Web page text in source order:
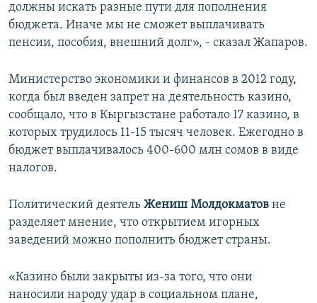
должны искать разные пути для пополнения
бюджета. Иначе мы не сможет выплачивать
пенсии, пособия, внешний долг», - сказал Жапаров.
Министерство экономики и финансов в 2012 году,
когда был введен запрет на деятельность казино,
сообщало, что в Кыргызстане работало 17 казино, в
которых трудилось 11-15 тысяч человек. Ежегодно в
бюджет выплачивалось 400-600 млн сомов в виде
налогов.
Политический деятель Жениш Молдокматов не
разделяет мнение, что открытием игорных
заведений можно пополнить бюджет страны.
«Казино были закрыты из-за того, что они
наносили народу удар в социальном плане,